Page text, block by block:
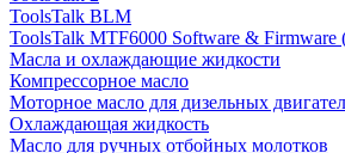
ToolsTalk BLM
ToolsTalk MTF6000 Software & Firmware
Масла и охлаждающие жидкости
Компрессорное масло
Моторное масло для дизельных
Охлаждающая жидкость
Масло для ручных отбойных молотков